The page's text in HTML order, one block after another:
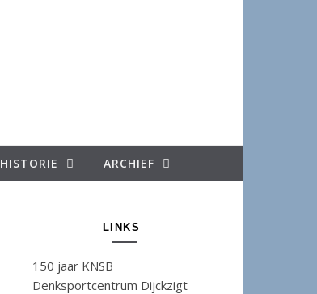
HISTORIE ARCHIEF
LINKS
150 jaar KNSB
Denksportcentrum Dijckzigt